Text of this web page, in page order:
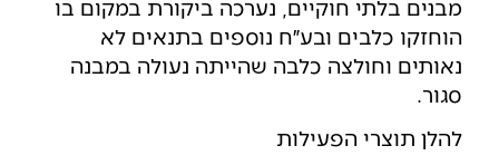
מבנים בלתי חוקיים, נערכה ביקורת במקום בו
הוחזקו כלבים ובע״ח נוספים בתנאים לא
נאותים וחולצה כלבה שהייתה נעולה במבנה
סגור.
להלן תוצרי הפעילות